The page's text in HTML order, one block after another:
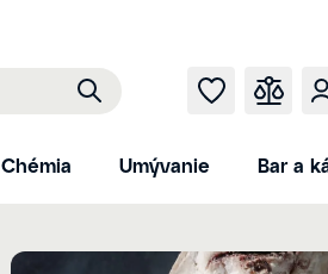
Chémia Umývanie Bar a